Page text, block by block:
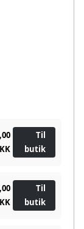
Til
butik
Til
butik